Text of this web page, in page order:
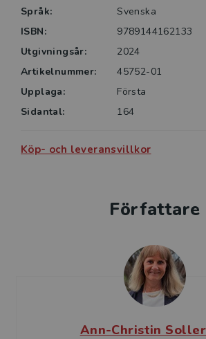
Språk:
Svenska
ISBN:
9789144162133
Utgivningsår:
2024
Artikelnummer:
45752-01
Upplaga:
Första
Sidantal:
164
Köp- och leveransvillkor
Författare
Ann-Christin